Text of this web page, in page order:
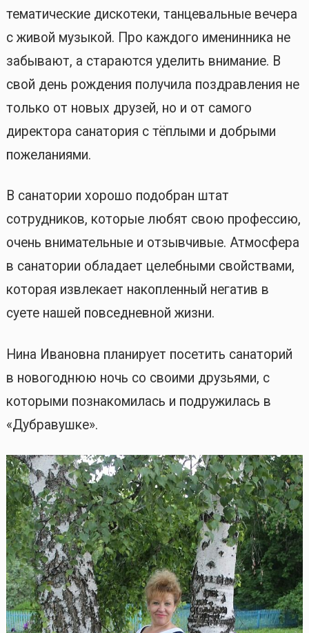
тематические дискотеки, танцевальные вечера
с живой музыкой. Про каждого именинника не
забывают, а стараются уделить внимание. В
свой день рождения получила поздравления не
только от новых друзей, но и от самого
директора санатория с тёплыми и добрыми
пожеланиями.
В санатории хорошо подобран штат
сотрудников, которые любят свою профессию,
очень внимательные и отзывчивые. Атмосфера
в санатории обладает целебными свойствами,
которая извлекает накопленный негатив в
суете нашей повседневной жизни.
Нина Ивановна планирует посетить санаторий
в новогоднюю ночь со своими друзьями, с
которыми познакомилась и подружилась в
«Дубравушке».